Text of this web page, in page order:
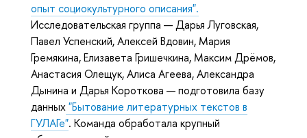
опыт социокультурного описания".
Исследовательская группа — Дарья Луговская,
Павел Успенский, Алексей Вдовин, Мария
Гремякина, Елизавета Гришечкина, Максим Дрёмов,
Анастасия Олещук, Алиса Агеева, Александра
Дынина и Дарья Короткова — подготовила базу
данных"Бытование литературных текстов в
ГУЛАГе". Команда обработала крупный